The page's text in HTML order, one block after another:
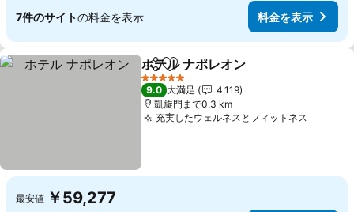
7件のサイトの料金を表示 料金を表示
シェアお気に入りに追加
ホテル ナポレオン
5 ホテルのランク
9.0 大満足
4,119
凱旋門まで0.3 km
充実したウェルネスとフィットネス
最安値 ￥59,277